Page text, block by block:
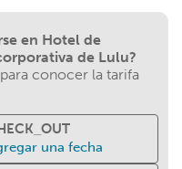
en Hotel de
de Lulu?
conocer la tarifa
una fecha